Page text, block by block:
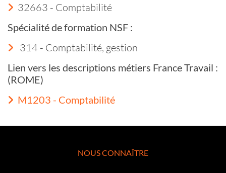
32663 - Comptabilité
Spécialité de formation NSF :
314 - Comptabilité, gestion
Lien vers les descriptions métiers France Travail :
(ROME)
M1203 - Comptabilité
NOUS CONNAÎTRE